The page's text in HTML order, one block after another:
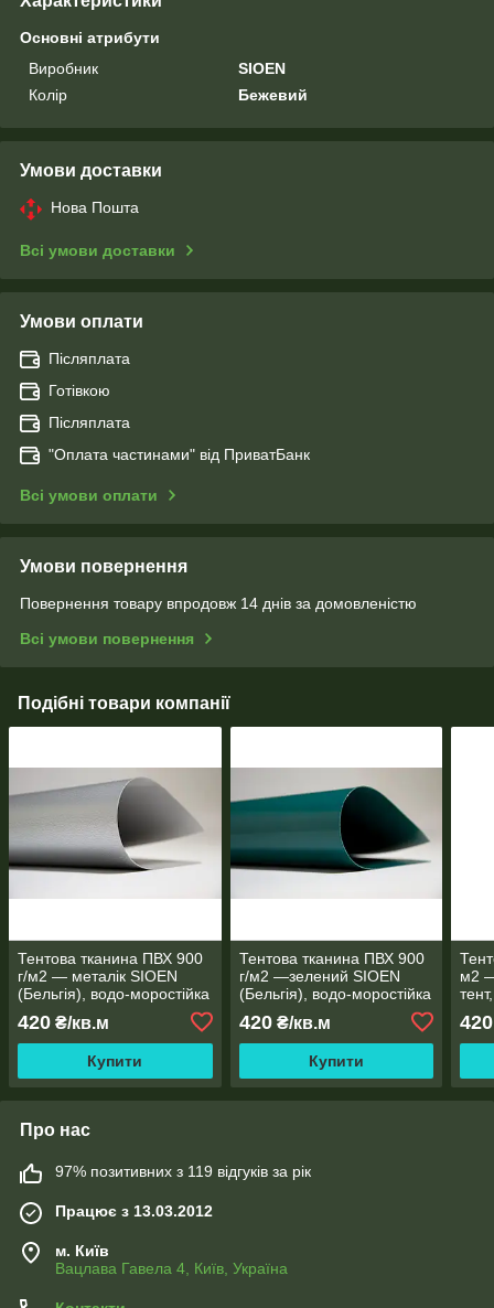
Основні атрибути
Виробник
SIOEN
Колір
Бежевий
Умови доставки
Нова Пошта
Всі умови доставки
Умови оплати
Післяплата
Готівкою
Післяплата
"Оплата чаcтинами" від ПриватБанк
Всі умови оплати
Умови повернення
Повернення товару впродовж 14 днів за домовленістю
Всі умови повернення
Подібні товари компанії
Тентова тканина ПВХ 900
г/м2 — металік SIOEN
(Бельгія), водо-моростійка
420 ₴/кв.м
Купити
Тентова тканина ПВХ 900
г/м2 —зелений SIOEN
(Бельгія), водо-моростійка
420₴/кв.м
Купити
м2 —
420
Про нас
97% позитивних з 119 відгуків за рік
Працює з 13.03.2012
м. Київ
Вацлава Гавела 4, Київ, Україна